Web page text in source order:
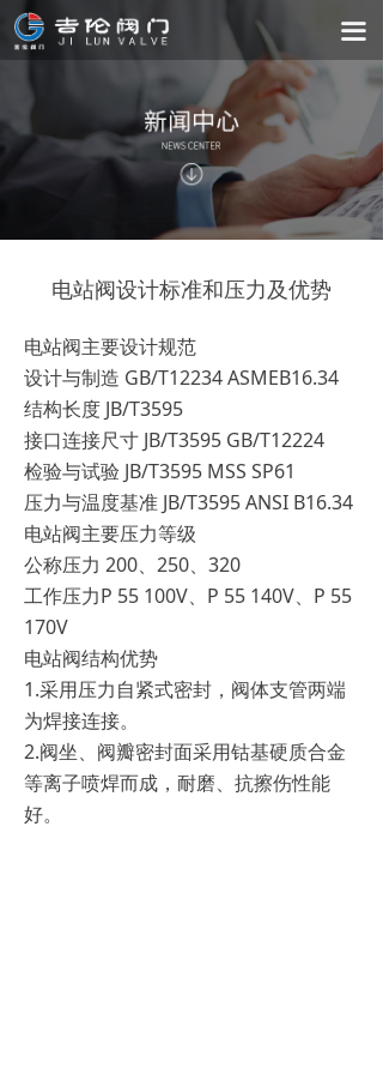
끀
首页
关于我们
产品中心
电子样本
新闻中心
联系我们电站阀设计标准和压力及优势
电站阀主要设计规范
设计与制造 GB/T12234 ASMEB16.34
结构长度 JB/T3595
接口连接尺寸 JB/T3595 GB/T12224
检验与试验 JB/T3595 MSS SP61
压力与温度基准 JB/T3595 ANSI B16.34
电站阀主要压力等级
公称压力 200、250、320
工作压力P 55 100V、P 55 140V、P 55
170V
电站阀结构优势
1.采用压力自紧式密封，阀体支管两端
为焊接连接。
2.阀坐、阀瓣密封面采用钴基硬质合金
等离子喷焊而成，耐磨、抗擦伤性能
好。